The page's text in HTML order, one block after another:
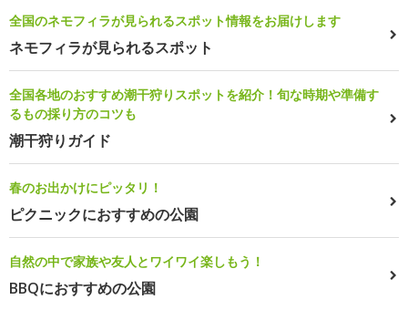
全国のネモフィラが見られるスポット情報をお届けします
ネモフィラが見られるスポット
全国各地のおすすめ潮干狩りスポットを紹介！旬な時期や準備す
るもの採り方のコツも
潮干狩りガイド
春のお出かけにピッタリ！
ピクニックにおすすめの公園
自然の中で家族や友人とワイワイ楽しもう！
BBQにおすすめの公園